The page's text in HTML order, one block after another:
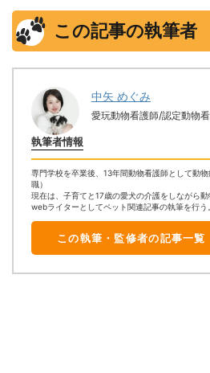
この記事の執筆者
執筆者情報
中矢 めぐみ
愛玩動物看護師/認定動物
専門学校を卒業後、13年間動物看護師として動
職）
現在は、子育てと17歳の愛犬の介護をしながら動
webライターとしてペット関連記事の執筆を行う。
この執筆・監修者の記事一覧